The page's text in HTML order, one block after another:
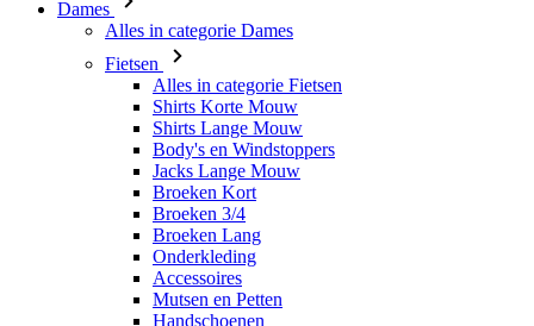
Dames
Alles in categorie Dames
Fietsen
Alles in categorie Fietsen
Shirts Korte Mouw
Shirts Lange Mouw
Body's en Windstoppers
Jacks Lange Mouw
Broeken Kort
Broeken 3/4
Broeken Lang
Onderkleding
Accessoires
Mutsen en Petten
Handschoenen